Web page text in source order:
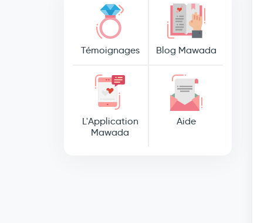
Témoignages Blog Mawada
L'Application
Mawada
Aide